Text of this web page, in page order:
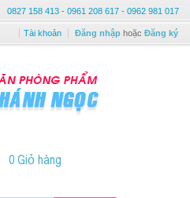
0827 158 413 - 0961 208 617 - 0962 981 017
Tài khoản Đăng nhập hoặc Đăng ký
0 Giỏ hàng